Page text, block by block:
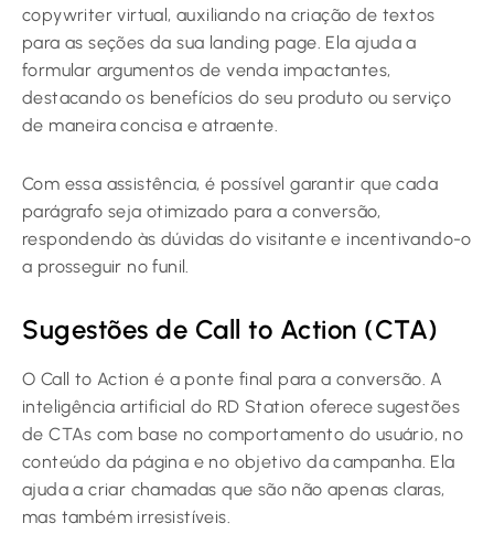
copywriter virtual, auxiliando na criação de textos
para as seções da sua landing page. Ela ajuda a
formular argumentos de venda impactantes,
destacando os benefícios do seu produto ou serviço
de maneira concisa e atraente.
Com essa assistência, é possível garantir que cada
parágrafo seja otimizado para a conversão,
respondendo às dúvidas do visitante e incentivando-o
a prosseguir no funil.
Sugestões de Call to Action (CTA)
O Call to Action é a ponte final para a conversão. A
inteligência artificial do RD Station oferece sugestões
de CTAs com base no comportamento do usuário, no
conteúdo da página e no objetivo da campanha. Ela
ajuda a criar chamadas que são não apenas claras,
mas também irresistíveis.